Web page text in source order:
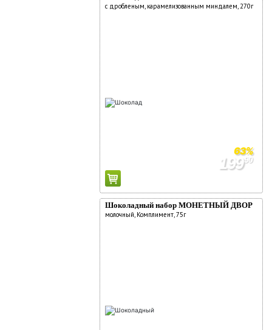
с дробленым, карамелизованным миндалем, 270г
63%
19990
Шоколадный набор МОНЕТНЫЙ ДВОР
молочный, Комплимент, 75г